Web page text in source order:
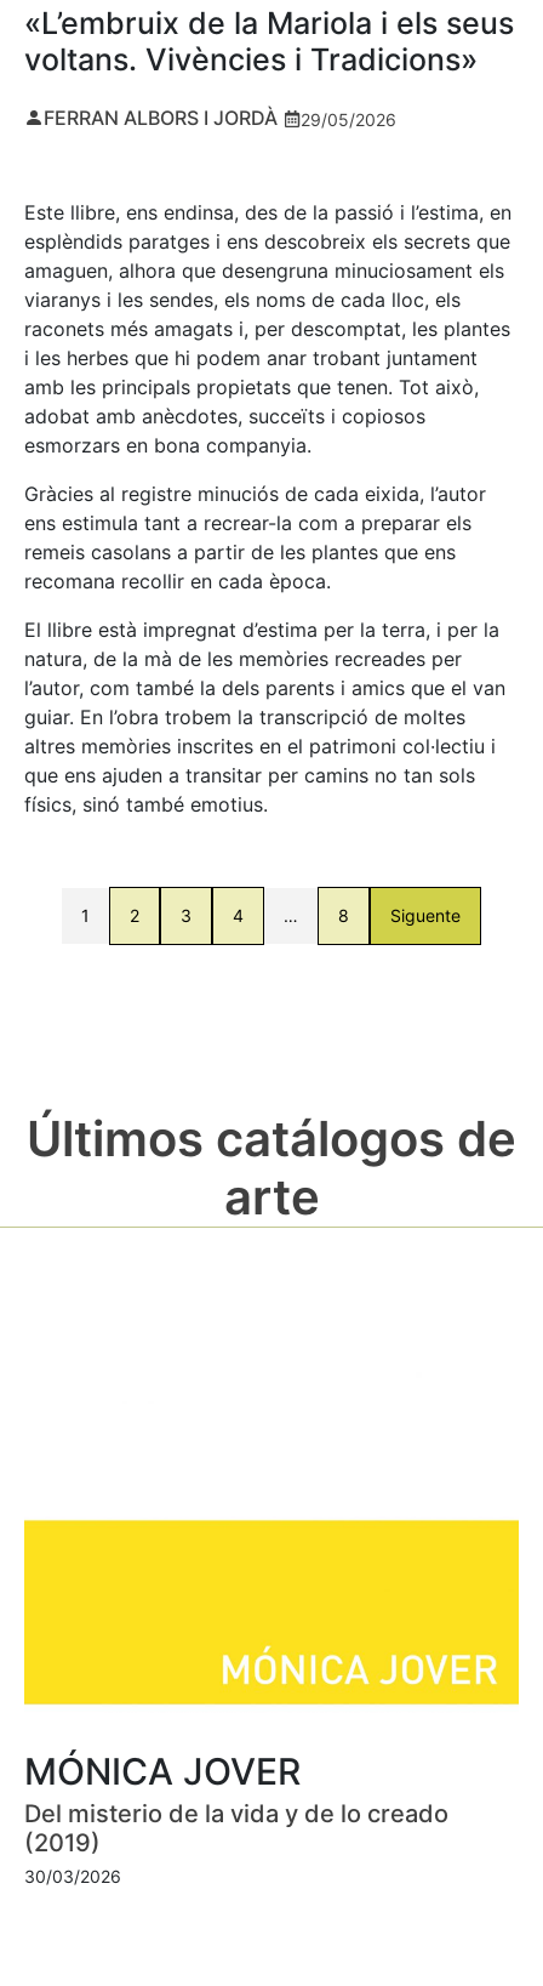
«L’embruix de la Mariola i els seus
voltans. Vivències i Tradicions»
FERRAN ALBORS I JORDÀ 29/05/2026
Este llibre, ens endinsa, des de la passió i l’estima, en
esplèndids paratges i ens descobreix els secrets que
amaguen, alhora que desengruna minuciosament els
viaranys i les sendes, els noms de cada lloc, els
raconets més amagats i, per descomptat, les plantes
i les herbes que hi podem anar trobant juntament
amb les principals propietats que tenen. Tot això,
adobat amb anècdotes, succeïts i copiosos
esmorzars en bona companyia.
Gràcies al registre minuciós de cada eixida, l’autor
ens estimula tant a recrear-la com a preparar els
remeis casolans a partir de les plantes que ens
recomana recollir en cada època.
El llibre està impregnat d’estima per la terra, i per la
natura, de la mà de les memòries recreades per
l’autor, com també la dels parents i amics que el van
guiar. En l’obra trobem la transcripció de moltes
altres memòries inscrites en el patrimoni col·lectiu i
que ens ajuden a transitar per camins no tan sols
físics, sinó també emotius.
1 2 3 4 … 8 Siguente
Últimos catálogos de
arte
MÓNICA JOVER
Del misterio de la vida y de lo creado
(2019)
30/03/2026